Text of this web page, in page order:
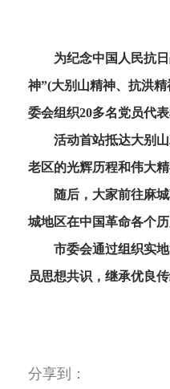
为纪念中国人民抗
神”(大别山精神、抗洪
委会组织20多名党员代
活动首站抵达大别
老区的光辉历程和伟大
随后，大家前往麻
城地区在中国革命各个
市委会通过组织实
员思想共识，继承优良
分享到：